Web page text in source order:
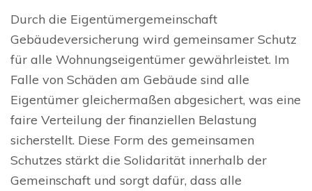
Durch die Eigentümergemeinschaft
Gebäudeversicherung wird gemeinsamer Schutz
für alle Wohnungseigentümer gewährleistet. Im
Falle von Schäden am Gebäude sind alle
Eigentümer gleichermaßen abgesichert, was eine
faire Verteilung der finanziellen Belastung
sicherstellt. Diese Form des gemeinsamen
Schutzes stärkt die Solidarität innerhalb der
Gemeinschaft und sorgt dafür, dass alle